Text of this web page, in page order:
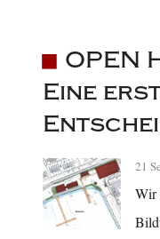
OPEN
Eine
21
Wir